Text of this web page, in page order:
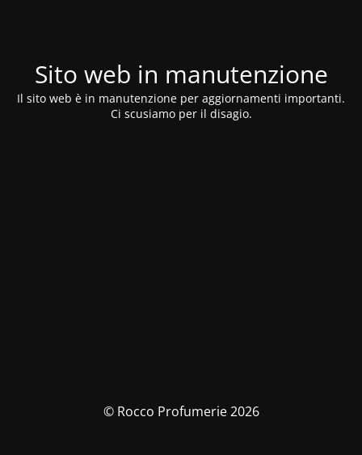
Sito web in manutenzione
Il sito web è in manutenzione per aggiornamenti importanti.
Ci scusiamo per il disagio.
© Rocco Profumerie 2026